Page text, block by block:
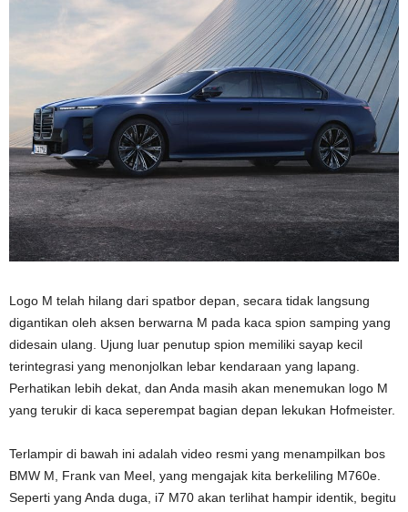
Logo M telah hilang dari spatbor depan, secara tidak langsung
digantikan oleh aksen berwarna M pada kaca spion samping yang
didesain ulang. Ujung luar penutup spion memiliki sayap kecil
terintegrasi yang menonjolkan lebar kendaraan yang lapang.
Perhatikan lebih dekat, dan Anda masih akan menemukan logo M
yang terukir di kaca seperempat bagian depan lekukan Hofmeister.
Terlampir di bawah ini adalah video resmi yang menampilkan bos
BMW M, Frank van Meel, yang mengajak kita berkeliling M760e.
Seperti yang Anda duga, i7 M70 akan terlihat hampir identik, begitu